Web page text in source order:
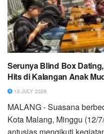
Serunya Blind Box
Hits di Kalangan Anak
15 JULY 2026
MALANG - Suasana
Kota Malang, Minggu (12/